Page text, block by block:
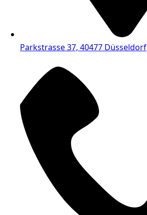
Parkstrasse 37, 40477 Düsseldorf